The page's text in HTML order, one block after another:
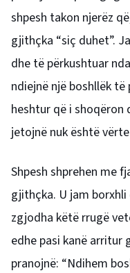
shpesh takon njerëz
gjithçka “siç duhet”.
dhe të përkushtuar
ndiejnë një boshllëk
heshtur që i shoqëron
jetojnë nuk është
Shpesh shprehen me
gjithçka. U jam borxhli
zgjodha këtë rrugë
edhe pasi kanë arritur
pranojnë: “Ndihem